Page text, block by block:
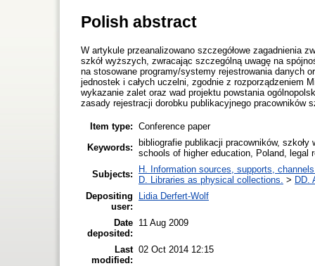
Polish abstract
W artykule przeanalizowano szczegółowe zagadnienia
szkół wyższych, zwracając szczególną uwagę na
na stosowane programy/systemy rejestrowania danych
jednostek i całych uczelni, zgodnie z rozporządzeniem
wykazanie zalet oraz wad projektu powstania
zasady rejestracji dorobku publikacyjnego pracowników
Item type: Conference paper
Keywords:
bibliografie publikacji pracowników,
schools of higher education, Poland, legal
Subjects:
H. Information sources, supports,
D. Libraries as physical collections. > DD.
Depositing
user:
Lidia Derfert-Wolf
Date
deposited:
11 Aug 2009
Last
modified:
02 Oct 2014 12:15